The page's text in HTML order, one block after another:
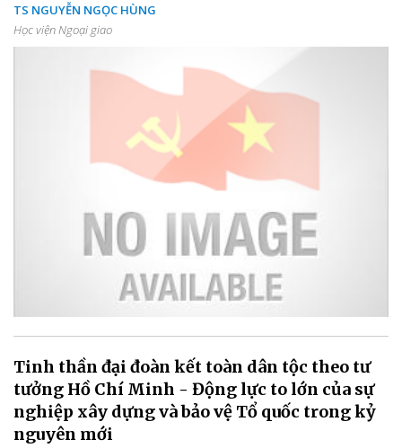
TS NGUYỄN NGỌC HÙNG
Học viện Ngoại giao
Tinh thần đại đoàn kết toàn dân tộc theo tư
tưởng Hồ Chí Minh - Động lực to lớn của sự
nghiệp xây dựng và bảo vệ Tổ quốc trong kỷ
nguyên mới